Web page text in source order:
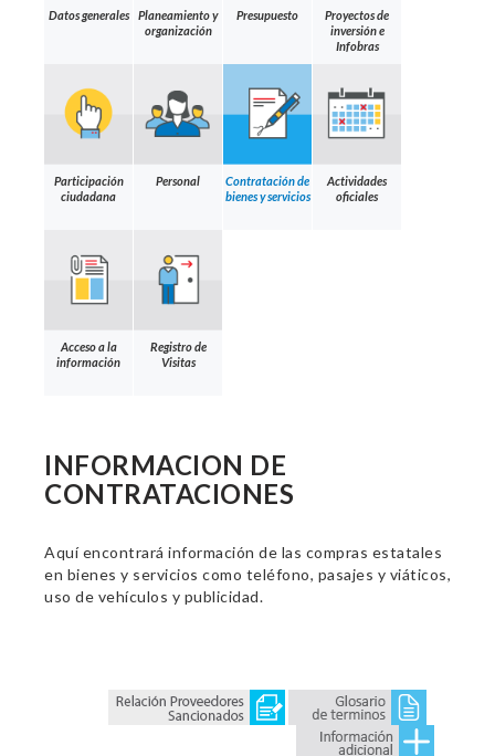
Datos generales
Planeamiento y
organización
Presupuesto
Proyectos de
inversión e
Infobras
Participación
ciudadana
Personal
Contratación de
bienes y servicios
Actividades
oficiales
Acceso a la
información
Registro de
Visitas
INFORMACION DE
CONTRATACIONES
Aquí encontrará información de las compras estatales
en bienes y servicios como teléfono, pasajes y viáticos,
uso de vehículos y publicidad.